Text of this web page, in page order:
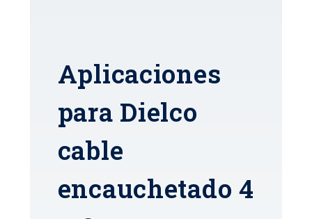
Aplicaciones
para Dielco
cable
encauchetado 4